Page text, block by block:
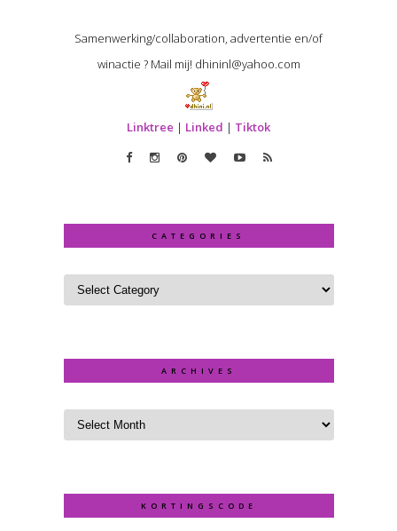
Samenwerking/collaboration, advertentie en/of
winactie ? Mail mij! dhininl@yahoo.com
Linktree | Linked | Tiktok
CATEGORIES
ARCHIVES
KORTINGSCODE